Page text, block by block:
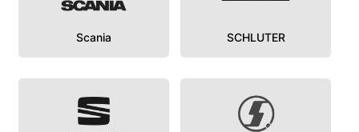
Scania SCHLUTER